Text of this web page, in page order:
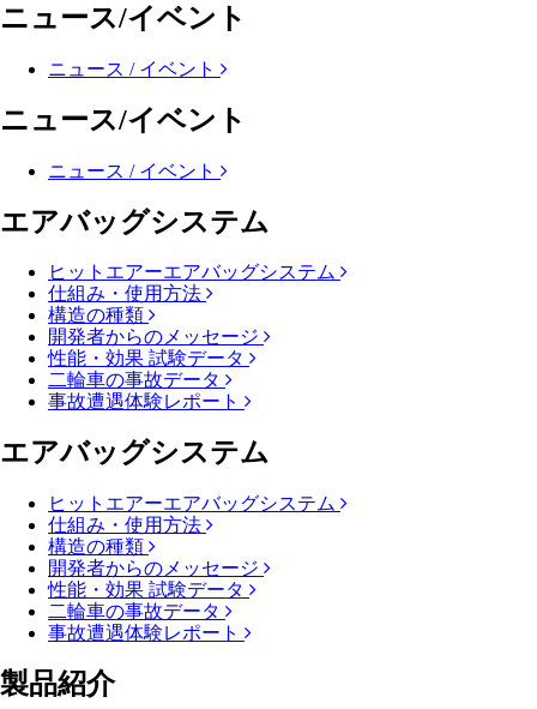
ニュース/イベント
ニュース / イベント
ニュース/イベント
ニュース / イベント
エアバッグシステム
ヒットエアーエアバッグシステム
仕組み・使用方法
構造の種類
開発者からのメッセージ
性能・効果 試験データ
二輪車の事故データ
事故遭遇体験レポート
エアバッグシステム
ヒットエアーエアバッグシステム
仕組み・使用方法
構造の種類
開発者からのメッセージ
性能・効果 試験データ
二輪車の事故データ
事故遭遇体験レポート
製品紹介